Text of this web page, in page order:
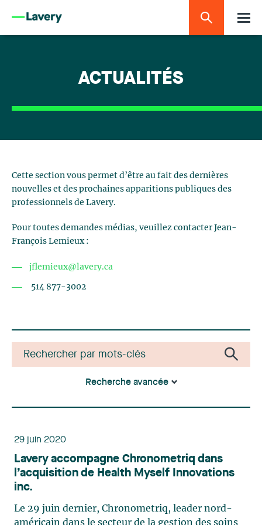
ACTUALITÉS
Cette section vous permet d’être au fait des dernières
nouvelles et des prochaines apparitions publiques des
professionnels de Lavery.
Pour toutes demandes médias, veuillez contacter Jean-
François Lemieux :
jflemieux@lavery.ca
514 877-3002
Recherche avancée
29 juin 2020
Lavery accompagne Chronometriq dans
l’acquisition de Health Myself Innovations
inc.
Le 29 juin dernier, Chronometriq, leader nord-
américain dans le secteur de la gestion des soins